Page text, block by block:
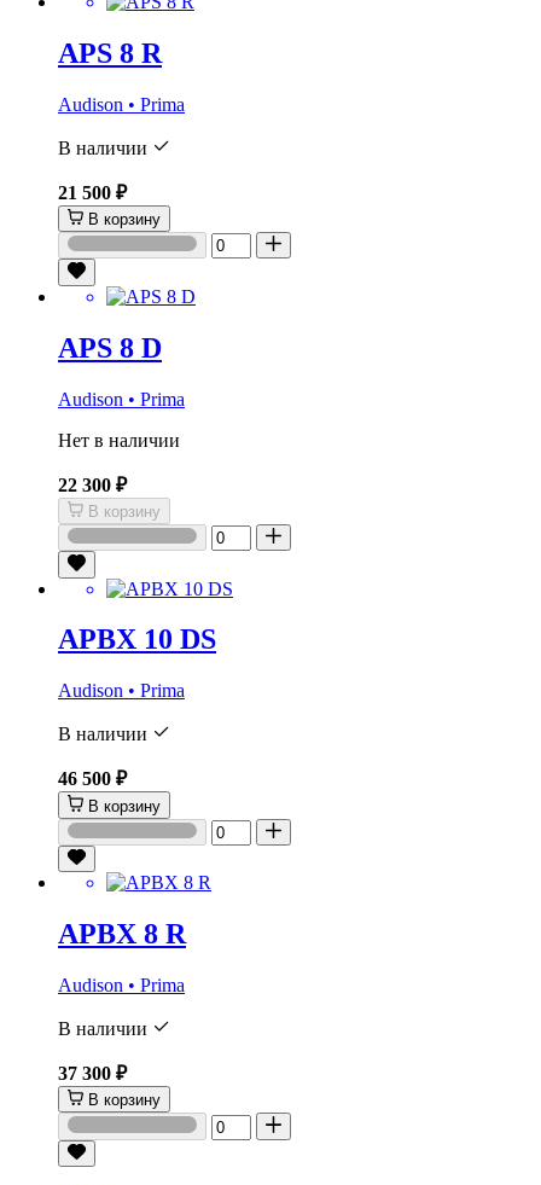
APS 8 R
Audison • Prima
В наличии
21 500 ₽
В корзину
APS 8 D
Audison • Prima
Нет в наличии
22 300 ₽
В корзину
APBX 10 DS
Audison • Prima
В наличии
46 500 ₽
В корзину
APBX 8 R
Audison • Prima
В наличии
37 300 ₽
В корзину